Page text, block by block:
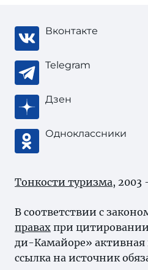
Вконтакте
Telegram
Дзен
Одноклассники
Тонкости туризма, 2003
В соответствии с
правах при
ди-Камайоре» активная
ссылка на источник